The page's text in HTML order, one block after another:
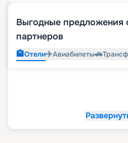
Выгодные предложения
партнеров
🏨Отели✈️Авиабилеты🚗